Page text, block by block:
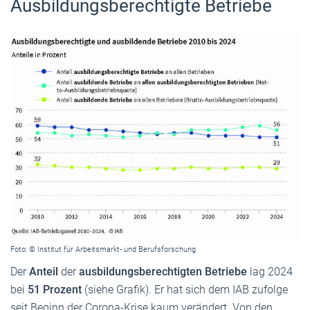
Ausbildungsberechtigte Betriebe
Foto: © Institut für Arbeitsmarkt- und Berufsforschung
DerAnteil derausbildungsberechtigten Betriebe lag 2024
bei 51 Prozent (siehe Grafik). Er hat sich dem IAB zufolge
seit Beginn der Corona-Krise kaum verändert. Von den